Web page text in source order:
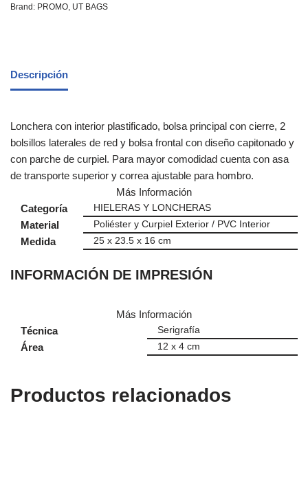
Brand: PROMO UT BAGS
Descripción
Lonchera con interior plastificado, bolsa principal con cierre, 2
bolsillos laterales de red y bolsa frontal con diseño capitonado y
con parche de curpiel. Para mayor comodidad cuenta con asa
de transporte superior y correa ajustable para hombro.
Más Información
Categoría
HIELERAS Y LONCHERAS
Material Poliéster y Curpiel Exterior / PVC Interior
Medida 25 x 23.5 x 16 cm
INFORMACIÓN DE IMPRESIÓN
Más Información
Técnica
Serigrafía
Área 12 x 4 cm
Productos relacionados